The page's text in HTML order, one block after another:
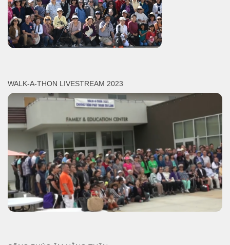
WALK-A-THON LIVESTREAM 2023